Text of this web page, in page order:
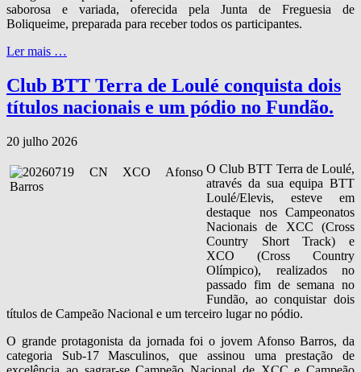
saborosa e variada, oferecida pela Junta de Freguesia de
Boliqueime, preparada para receber todos os participantes.
Ler mais …
Club BTT Terra de Loulé conquista dois
títulos nacionais e um pódio no Fundão.
20 julho 2026
O Club BTT Terra de Loulé,
através da sua equipa BTT
Loulé/Elevis, esteve em
destaque nos Campeonatos
Nacionais de XCC (Cross
Country Short Track) e
XCO (Cross Country
Olímpico), realizados no
passado fim de semana no
Fundão, ao conquistar dois
títulos de Campeão Nacional e um terceiro lugar no pódio.
O grande protagonista da jornada foi o jovem Afonso Barros, da
categoria Sub‑17 Masculinos, que assinou uma prestação de